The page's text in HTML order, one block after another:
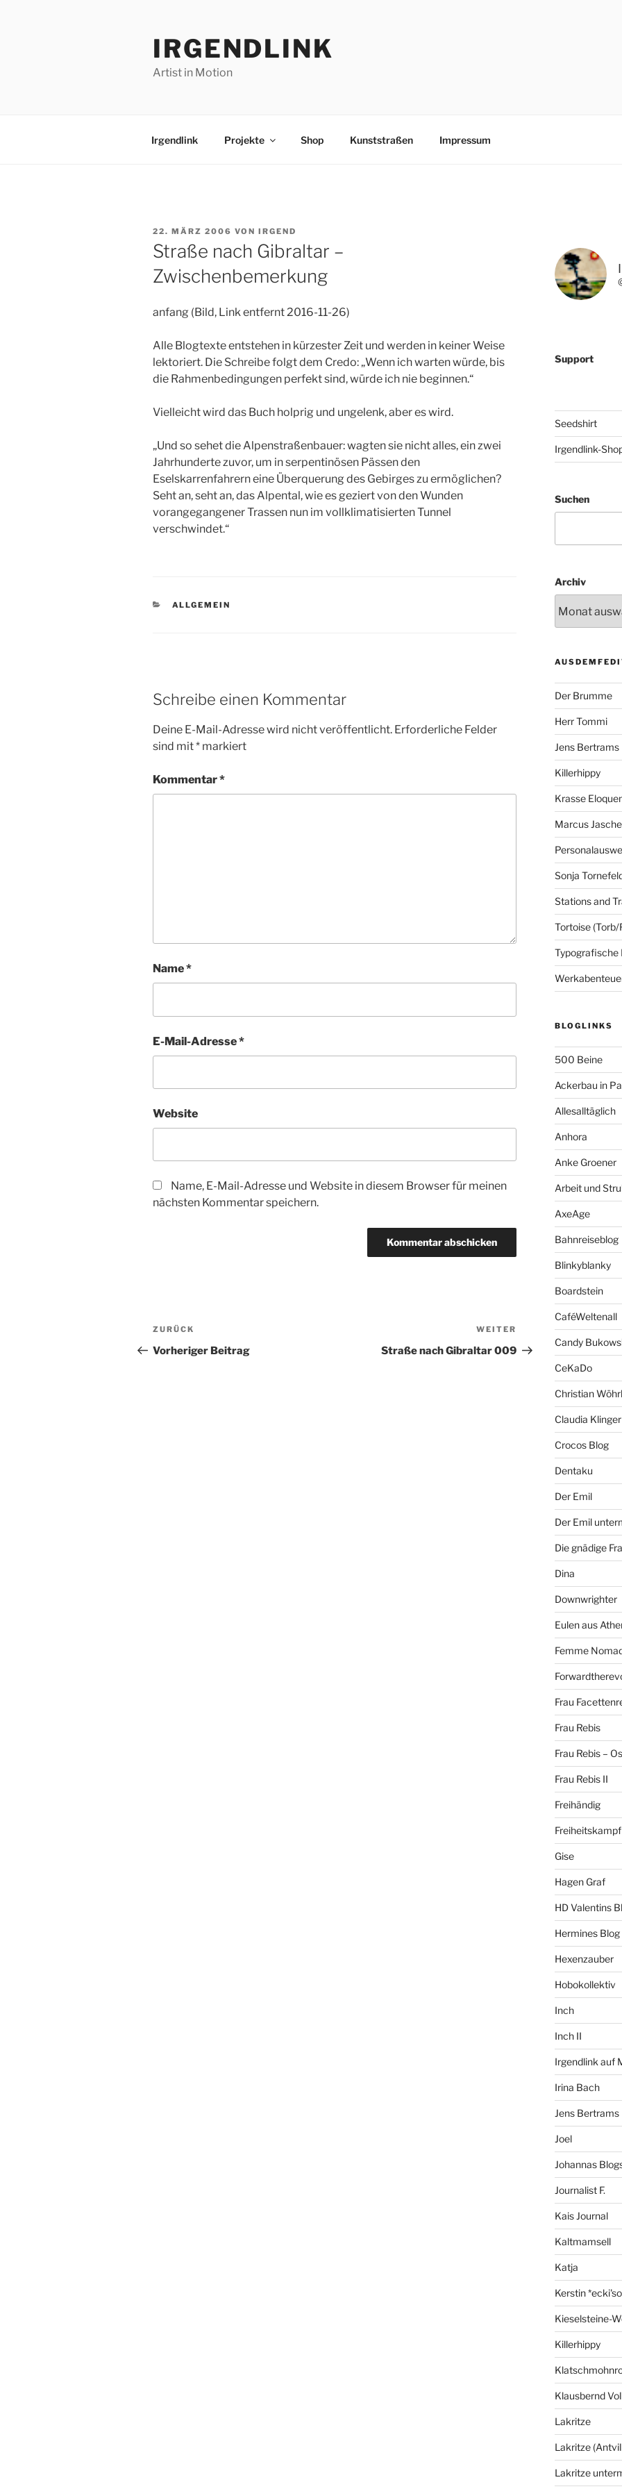
IRGENDLINK
Artist in Motion
Irgendlink Projekte Shop Kunststraßen Impressum
VERÖFFENTLICHT
AM
22. MÄRZ 2006 VON IRGEND
Straße nach Gibraltar –
Zwischenbemerkung
anfang (Bild, Link entfernt 2016-11-26)
Alle Blogtexte entstehen in kürzester Zeit und werden in keiner Weise
lektoriert. Die Schreibe folgt dem Credo: „Wenn ich warten würde, bis
die Rahmenbedingungen perfekt sind, würde ich nie beginnen.“
Vielleicht wird das Buch holprig und ungelenk, aber es wird.
„Und so sehet die Alpenstraßenbauer: wagten sie nicht alles, ein zwei
Jahrhunderte zuvor, um in serpentinösen Pässen den
Eselskarrenfahrern eine Überquerung des Gebirges zu ermöglichen?
Seht an, seht an, das Alpental, wie es geziert von den Wunden
vorangegangener Trassen nun im vollklimatisierten Tunnel
verschwindet.“
KATEGORIEN
ALLGEMEIN
Schreibe einen Kommentar
Deine E-Mail-Adresse wird nicht veröffentlicht. Erforderliche Felder
sind mit* markiert
Kommentar*
Name*
E-Mail-Adresse*
Website
Name, E-Mail-Adresse und Website in diesem Browser für meinen
nächsten Kommentar speichern.
Beitragsnavigation
Vorheriger
Beitrag
ZURÜCK
Vorheriger Beitrag
Nächster
Beitrag
WEITER
Straße nach Gibraltar 009
Support
Seedshirt
Irgendlink-
Suchen
Archiv
Der Brumme
Herr Tommi
Jens Bertrams
Killerhippy
Krasse
Marcus
Sonja
Stations and
Tortoise (Torb/
Typografische
BLOGLINKS
500 Beine
Ackerbau in
Allesalltäglich
Anhora
Anke Groener
Arbeit und
AxeAge
Bahnreiseblog
Blinkyblanky
Boardstein
CaféWeltenall
Candy
CeKaDo
Christian Wöhrl
Claudia Klinger
Crocos Blog
Dentaku
Der Emil
Der Emil
Die gnädige
Dina
Downwrighter
Eulen aus
Femme
Frau
Frau Rebis
Frau Rebis –
Frau Rebis II
Freihändig
Freiheitskampf
Gise
Hagen Graf
HD Valentins
Hermines Blog
Hexenzauber
Hobokollektiv
Inch
Inch II
Irgendlink auf
Irina Bach
Jens Bertrams
Joel
Johannas
Journalist F.
Kais Journal
Kaltmamsell
Katja
Kerstin
Kieselsteine-
Killerhippy
Klausbernd
Lakritze
Lakritze
Lakritze